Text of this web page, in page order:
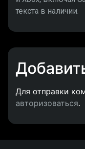
текста в наличии.
Для отправки
авторизоваться.